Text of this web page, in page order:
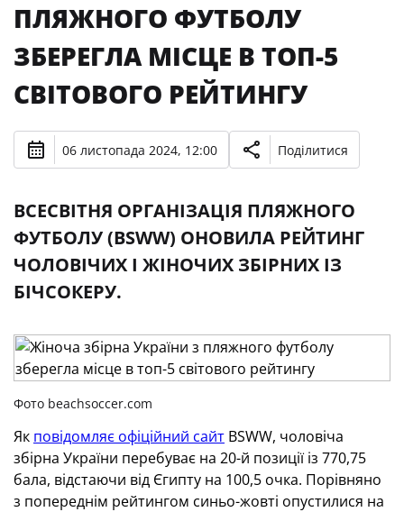
ПЛЯЖНОГО ФУТБОЛУ
ЗБЕРЕГЛА МІСЦЕ В ТОП-5
СВІТОВОГО РЕЙТИНГУ
06 листопада 2024, 12:00 Поділитися
ВСЕСВІТНЯ ОРГАНІЗАЦІЯ ПЛЯЖНОГО
ФУТБОЛУ (BSWW) ОНОВИЛА РЕЙТИНГ
ЧОЛОВІЧИХ І ЖІНОЧИХ ЗБІРНИХ ІЗ
БІЧСОКЕРУ.
Фото beachsoccer.com
Як повідомляє офіційний сайт BSWW, чоловіча
збірна України перебуває на 20-й позиції із 770,75
бала, відстаючи від Єгипту на 100,5 очка. Порівняно
з попереднім рейтингом синьо-жовті опустилися на